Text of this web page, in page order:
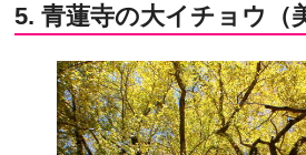
5. 青蓮寺の大イチョウ（